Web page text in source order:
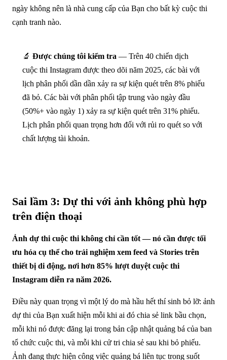
ngày không nên là nhà cung cấp của Bạn cho bất kỳ cuộc thi
cạnh tranh nào.
🔬 Được chúng tôi kiểm tra — Trên 40 chiến dịch
cuộc thi Instagram được theo dõi năm 2025, các bài với
lịch phân phối dần dần xảy ra sự kiện quét trên 8% phiếu
đã bỏ. Các bài với phân phối tập trung vào ngày đầu
(50%+ vào ngày 1) xảy ra sự kiện quét trên 31% phiếu.
Lịch phân phối quan trọng hơn đối với rủi ro quét so với
chất lượng tài khoản.
Sai lầm 3: Dự thi với ảnh không phù hợp
trên điện thoại
Ảnh dự thi cuộc thi không chỉ cần tốt — nó cần được tối
ưu hóa cụ thể cho trải nghiệm xem feed và Stories trên
thiết bị di động, nơi hơn 85% lượt duyệt cuộc thi
Instagram diễn ra năm 2026.
Điều này quan trọng vì một lý do mà hầu hết thí sinh bỏ lỡ: ảnh
dự thi của Bạn xuất hiện mỗi khi ai đó chia sẻ link bầu chọn,
mỗi khi nó được đăng lại trong bản cập nhật quảng bá của ban
tổ chức cuộc thi, và mỗi khi cử tri chia sẻ sau khi bỏ phiếu.
Ảnh đang thực hiện công việc quảng bá liên tục trong suốt